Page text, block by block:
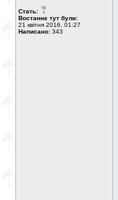
Стать:
Востаннє тут були:
21 квітня 2016, 01:27
Написано: 343